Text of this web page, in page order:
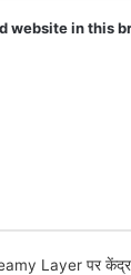
website in this
Layer पर